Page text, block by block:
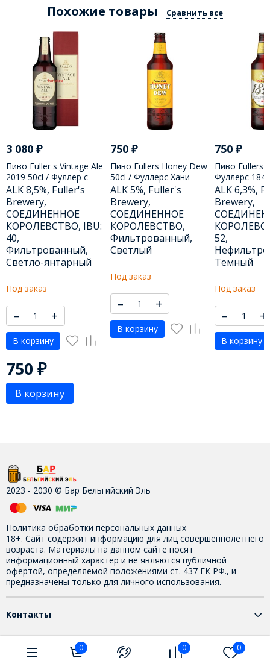
Похожие товары Сравнить все
3 080 ₽
Пиво Fuller s Vintage Ale
2019 50cl / Фуллер с
Винтаж Эль 2019 500
МЛ
ALK 8,5%, Fuller's
Brewery,
СОЕДИНЕННОЕ
КОРОЛЕВСТВО, IBU:
40,
Фильтрованный,
Светло-янтарный
Под заказ
– +
В корзину
750 ₽
Пиво Fullers Honey Dew
50cl / Фуллерс Хани
Дью 500 МЛ
ALK 5%, Fuller's
Brewery,
СОЕДИНЕННОЕ
КОРОЛЕВСТВО,
Фильтрованный,
Светлый
Под заказ
– +
В корзину
750 ₽
Пиво Fullers
Фуллерс
ALK 6,3%,
Brewery,
52,
Темный
Под заказ
– +
В корзину
750 ₽
В корзину
2023 - 2030 © Бар Бельгийский Эль
Политика обработки персональных данных
18+. Сайт содержит информацию для лиц совершеннолетнего
возраста. Материалы на данном сайте носят
информационный характер и не являются публичной
офертой, определяемой положениями ст. 437 ГК РФ., и
предназначены только для личного использования.
Контакты
0 0 0